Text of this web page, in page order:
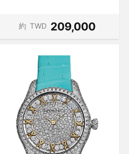
約 TWD 209,000